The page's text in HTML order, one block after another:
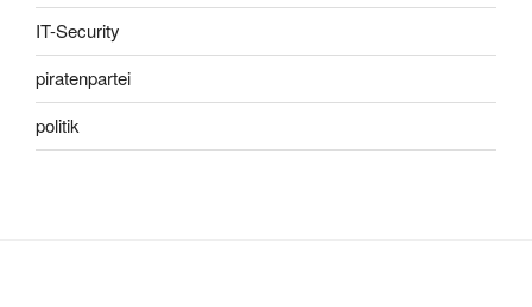
IT-Security
piratenpartei
politik